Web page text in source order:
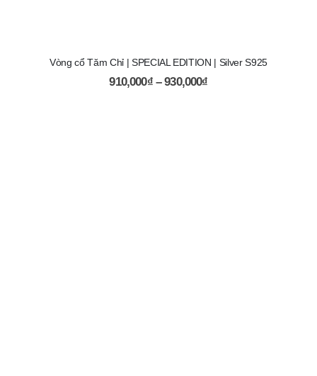
Vòng cổ Tăm Chỉ | SPECIAL EDITION | Silver S925
910,000₫ – 930,000₫